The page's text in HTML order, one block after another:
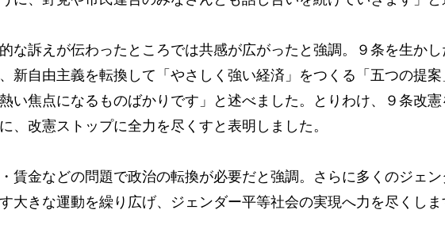
な訴えが伝わったところでは共感が広がったと強調。９条を生か
新自由主義を転換して「やさしく強い経済」をつくる「五つの提
い焦点になるものばかりです」と述べました。とりわけ、９条改
、改憲ストップに全力を尽くすと表明しました。
賃金などの問題で政治の転換が必要だと強調。さらに多くのジェ
大きな運動を繰り広げ、ジェンダー平等社会の実現へ力を尽くしま